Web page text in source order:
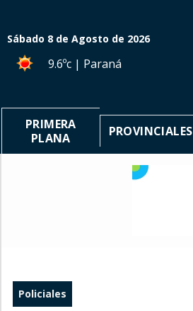
Sábado 8 de Agosto de 2026
9.6ºc | Paraná
PRIMERA
PLANA
PROVINCIALES
Policiales